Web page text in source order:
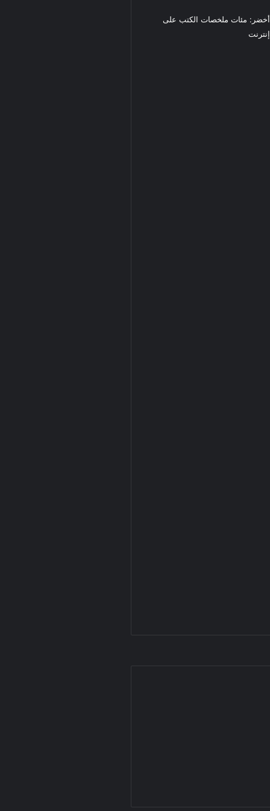
مئات ملخصات الكتب على